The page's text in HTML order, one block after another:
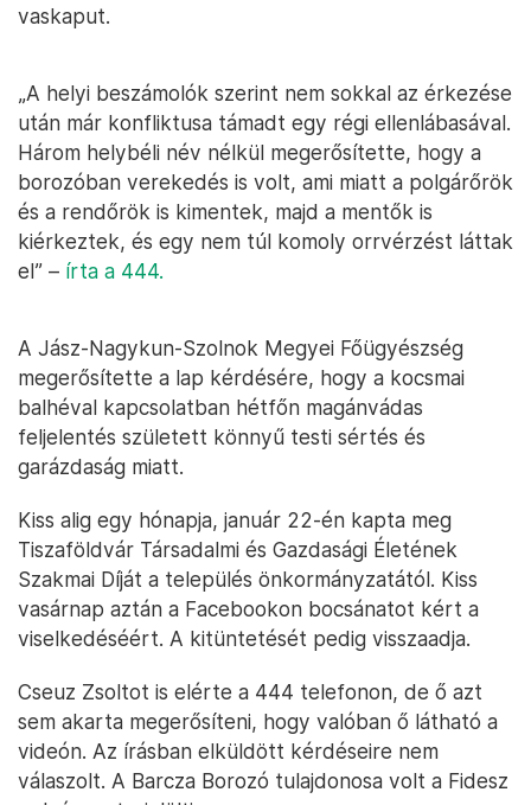
vaskaput.
„A helyi beszámolók szerint nem sokkal az érkezése
után már konfliktusa támadt egy régi ellenlábasával.
Három helybéli név nélkül megerősítette, hogy a
borozóban verekedés is volt, ami miatt a polgárőrök
és a rendőrök is kimentek, majd a mentők is
kiérkeztek, és egy nem túl komoly orrvérzést láttak
el” – írta a 444.
A Jász-Nagykun-Szolnok Megyei Főügyészség
megerősítette a lap kérdésére, hogy a kocsmai
balhéval kapcsolatban hétfőn magánvádas
feljelentés született könnyű testi sértés és
garázdaság miatt.
Kiss alig egy hónapja, január 22-én kapta meg
Tiszaföldvár Társadalmi és Gazdasági Életének
Szakmai Díját a település önkormányzatától. Kiss
vasárnap aztán a Facebookon bocsánatot kért a
viselkedéséért. A kitüntetését pedig visszaadja.
Cseuz Zsoltot is elérte a 444 telefonon, de ő azt
sem akarta megerősíteni, hogy valóban ő látható a
videón. Az írásban elküldött kérdéseire nem
válaszolt. A Barcza Borozó tulajdonosa volt a Fidesz